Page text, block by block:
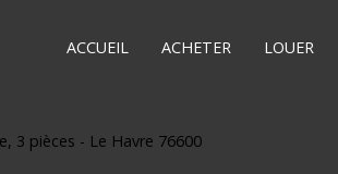
ACCUEIL ACHETER LOUER